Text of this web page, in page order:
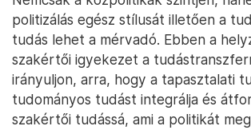
politizálás egész stílusát illetően a
tudás lehet a mérvadó. Ebben a
szakértői igyekezet a
irányuljon, arra, hogy a tapasztalati
tudományos tudást integrálja és
szakértői tudássá, ami a politikát